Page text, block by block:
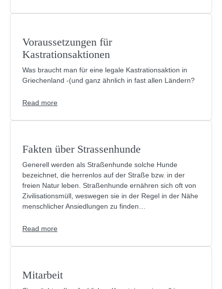
Voraussetzungen für
Kastrationsaktionen
Was braucht man für eine legale Kastrationsaktion in
Griechenland -(und ganz ähnlich in fast allen Ländern?
Read more
Fakten über Strassenhunde
Generell werden als Straßenhunde solche Hunde
bezeichnet, die herrenlos auf der Straße bzw. in der
freien Natur leben. Straßenhunde ernähren sich oft von
Zivilisationsmüll, weswegen sie in der Regel in der Nähe
menschlicher Ansiedlungen zu finden…
Read more
Mitarbeit